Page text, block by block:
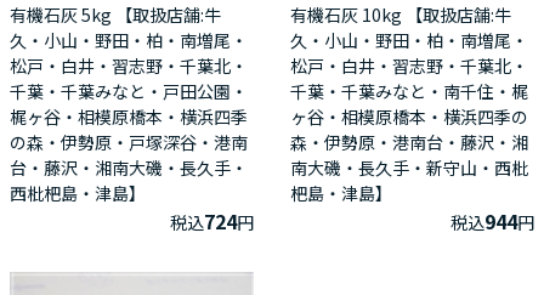
有機石灰 5kg 【取扱店舗:牛
久・小山・野田・柏・南増尾・
松戸・白井・習志野・千葉北・
千葉・千葉みなと・戸田公園・
梶ヶ谷・相模原橋本・横浜四季
の森・伊勢原・戸塚深谷・港南
台・藤沢・湘南大磯・長久手・
西枇杷島・津島】
税込724円
有機石灰 10kg 【取扱店舗:牛
久・小山・野田・柏・南増尾・
松戸・白井・習志野・千葉北・
千葉・千葉みなと・南千住・梶
ヶ谷・相模原橋本・横浜四季の
森・伊勢原・港南台・藤沢・湘
南大磯・長久手・新守山・西枇
杷島・津島】
税込944円